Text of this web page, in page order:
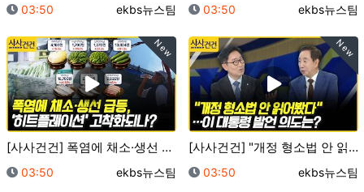
등록일
03:50 등록자
ekbs뉴스팀 등록일
03:50 등록자
ekbs뉴스팀
New
[사사건건] 폭염에 채소·생선 급등, '히트플레이션'…
등록일
03:50 등록자
ekbs뉴스팀
New
[사사건건] "개정 형소법 안 읽어봤다"…이 대통령 발…
등록일
03:50 등록자
ekbs뉴스팀